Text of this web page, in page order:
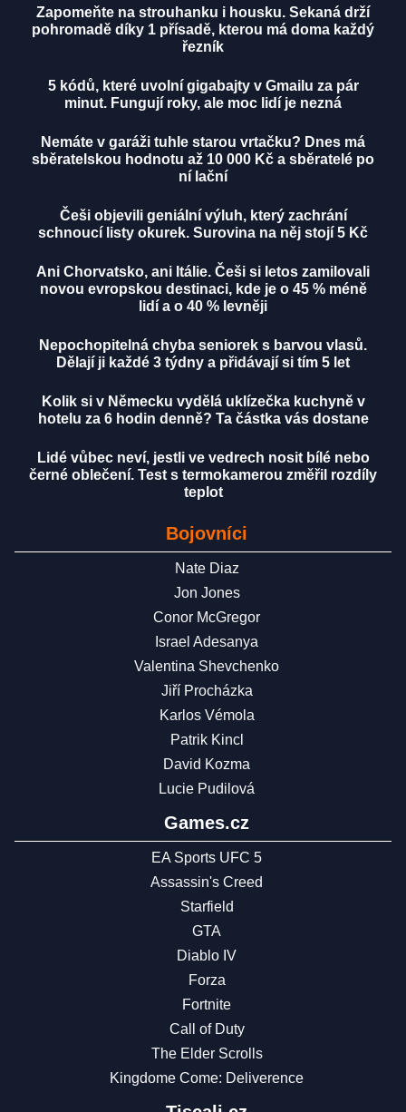
Zapomeňte na strouhanku i housku. Sekaná drží
pohromadě díky 1 přísadě, kterou má doma každý
řezník
5 kódů, které uvolní gigabajty v Gmailu za pár
minut. Fungují roky, ale moc lidí je nezná
Nemáte v garáži tuhle starou vrtačku? Dnes má
sběratelskou hodnotu až 10 000 Kč a sběratelé po
ní lační
Češi objevili geniální výluh, který zachrání
schnoucí listy okurek. Surovina na něj stojí 5 Kč
Ani Chorvatsko, ani Itálie. Češi si letos zamilovali
novou evropskou destinaci, kde je o 45 % méně
lidí a o 40 % levněji
Nepochopitelná chyba seniorek s barvou vlasů.
Dělají ji každé 3 týdny a přidávají si tím 5 let
Kolik si v Německu vydělá uklízečka kuchyně v
hotelu za 6 hodin denně? Ta částka vás dostane
Lidé vůbec neví, jestli ve vedrech nosit bílé nebo
černé oblečení. Test s termokamerou změřil rozdíly
teplot
Bojovníci
Nate Diaz
Jon Jones
Conor McGregor
Israel Adesanya
Valentina Shevchenko
Jiří Procházka
Karlos Vémola
Patrik Kincl
David Kozma
Lucie Pudilová
Games.cz
EA Sports UFC 5
Assassin's Creed
Starfield
GTA
Diablo IV
Forza
Fortnite
Call of Duty
The Elder Scrolls
Kingdome Come: Deliverence